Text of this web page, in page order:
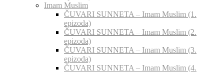
Imam Muslim
ČUVARI SUNNETA – Imam Muslim (1.
epizoda)
ČUVARI SUNNETA – Imam Muslim (2.
epizoda)
ČUVARI SUNNETA – Imam Muslim (3.
epizoda)
ČUVARI SUNNETA – Imam Muslim (4.